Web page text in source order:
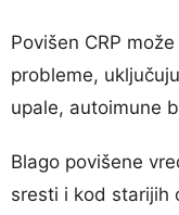
Povišen CRP
probleme,
upale, autoimune
Blago povišene
sresti i kod starijih